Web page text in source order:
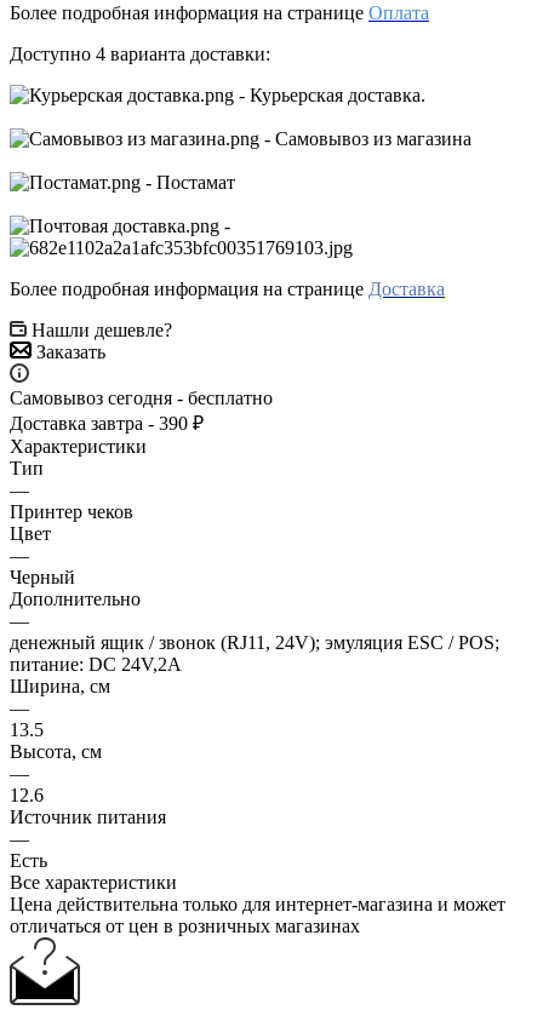
Более подробная информация на странице Оплата
Доступно 4 варианта доставки:
- Курьерская доставка.
- Самовывоз из магазина
- Постамат
-
Более подробная информация на странице Доставка
Нашли дешевле?
Заказать
Самовывоз сегодня - бесплатно
Доставка завтра - 390 ₽
Характеристики
Тип
—
Принтер чеков
Цвет
—
Черный
Дополнительно
—
денежный ящик / звонок (RJ11, 24V); эмуляция ESC / POS;
питание: DC 24V,2A
Ширина, см
—
13.5
Высота, см
—
12.6
Источник питания
—
Есть
Все характеристики
Цена действительна только для интернет-магазина и может
отличаться от цен в розничных магазинах